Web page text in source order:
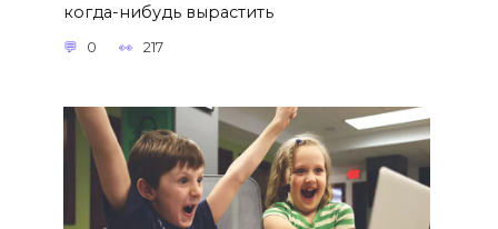
когда-нибудь вырастить
0 217